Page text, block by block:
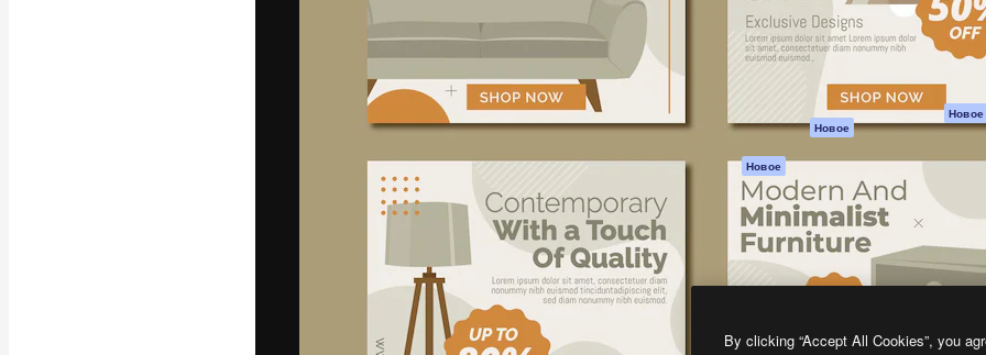
Генератор голоса
на основе ИИ
Стоковый контент
Новое
Агенты Новое
Мобильное
приложение
Все инструменты
Magnific
Условия и
положения
Оригиналы Новое
cookie
Центр доверия
Партнеры
Предприятие
By clicking “Accept All Cookies”, you